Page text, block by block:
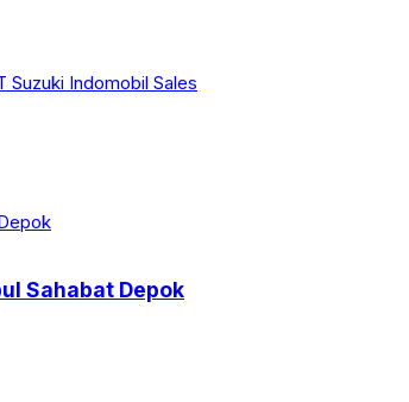
Suzuki Indomobil Sales
Sahabat Depok